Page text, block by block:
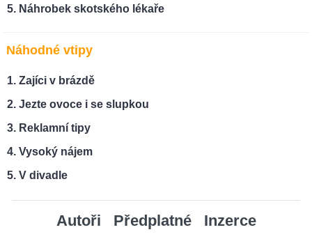
Náhrobek skotského lékaře
Náhodné vtipy
Zajíci v brázdě
Jezte ovoce i se slupkou
Reklamní tipy
Vysoký nájem
V divadle
Autoři Předplatné Inzerce